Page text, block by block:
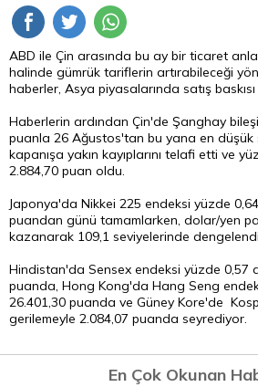
ABD ile Çin arasında bu ay bir ticaret
halinde gümrük tariflerin artırabileceği
haberler, Asya piyasalarında satış
Haberlerin ardından Çin'de Şanghay
puanla 26 Ağustos'tan bu yana en düşük
kapanışa yakın kayıplarını telafi etti ve
2.884,70 puan oldu.
Japonya'da Nikkei 225 endeksi yüzde
puandan günü tamamlarken, dolar/yen
kazanarak 109,1 seviyelerinde
Hindistan'da Sensex endeksi yüzde 0,57
puanda, Hong Kong'da Hang Seng
26.401,30 puanda ve Güney Kore'de
gerilemeyle 2.084,07 puanda seyrediyor.
En Çok Okunan